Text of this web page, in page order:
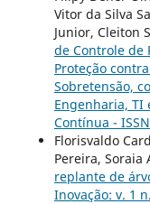
Vitor da Silva
Junior, Cleiton
de Controle de
Proteção
Sobretensão,
Engenharia, TI
Contínua -
Florisvaldo
Pereira,
replante de
Inovação: v. 1